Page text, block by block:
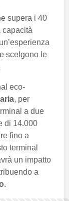
supera i 40
capacità
scelgono le
eco-
, per
a due
di 14.000
fino a
terminal
un impatto
a
.